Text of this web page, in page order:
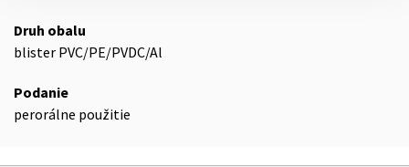
Druh obalu
blister PVC/PE/PVDC/Al
Podanie
perorálne použitie